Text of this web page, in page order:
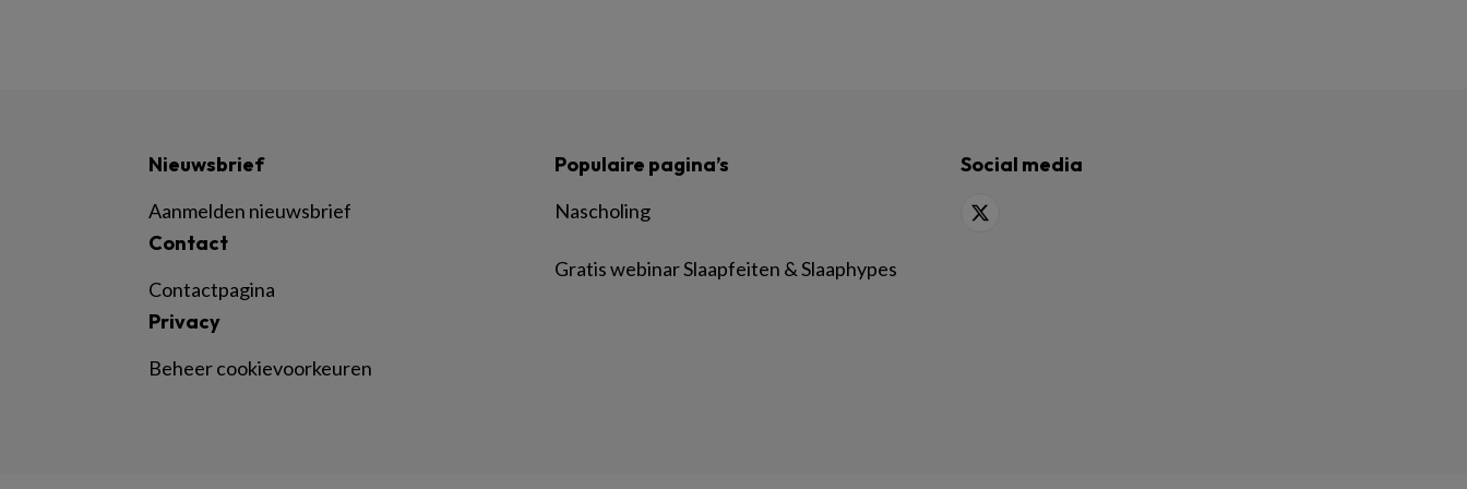
Nieuwsbrief
Aanmelden nieuwsbrief
Contact
Contactpagina
Privacy
Beheer cookievoorkeuren
Populaire pagina’s
Nascholing
Gratis webinar Slaapfeiten & Slaaphypes
Social media